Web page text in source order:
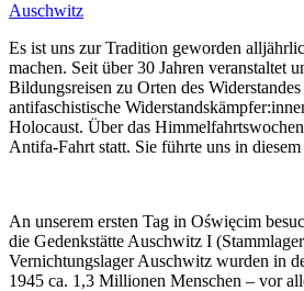
Auschwitz
Es ist uns zur Tradition geworden
machen. Seit über 30 Jahren veranstaltet
Bildungsreisen zu Orten des
antifaschistische
Holocaust. Über das
Antifa-Fahrt statt. Sie führte uns in
An unserem ersten Tag in Oświęcim
die Gedenkstätte Auschwitz I
Vernichtungslager Auschwitz wurden in
1945 ca. 1,3 Millionen Menschen – vor